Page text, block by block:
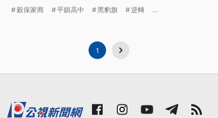
商，在黑豹旗全國高中棒球賽的冠軍戰，再度碰頭，
穀保家商 平鎮高中 黑豹旗 逆轉 ...
1